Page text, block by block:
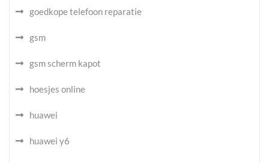
goedkope telefoon reparatie
gsm
gsm scherm kapot
hoesjes online
huawei
huawei y6